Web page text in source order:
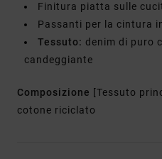
Finitura piatta sulle
Passanti per la cintura
Tessuto: denim di puro
candeggiante
Composizione [Tessuto
cotone riciclato